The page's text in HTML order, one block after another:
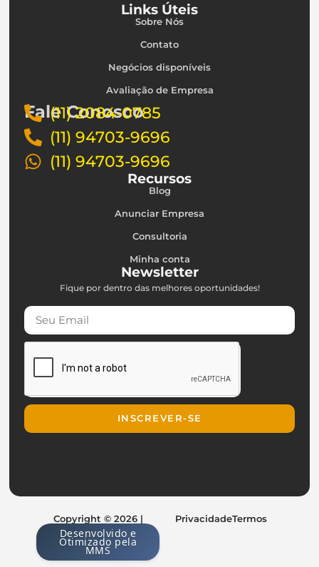
Links Úteis
Sobre Nós
Contato
Negócios disponíveis
Avaliação de Empresa
Fale Conosco
(11) 2084-0785
(11) 94703-9696
(11) 94703-9696
Recursos
Blog
Anunciar Empresa
Consultoria
Minha conta
Newsletter
Fique por dentro das melhores oportunidades!
INSCREVER-SE
Copyright © 2026 |
Desenvolvido e
Otimizado pela
MMS
PrivacidadeTermos